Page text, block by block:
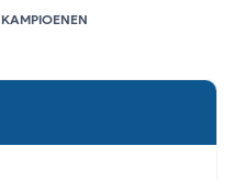
KAMPIOENEN